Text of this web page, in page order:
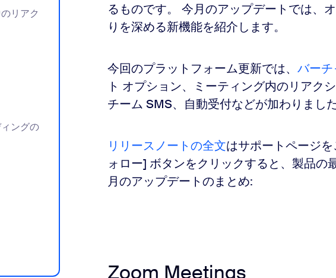
リアク
グ中のリアクション、コーヒーマグの復活
ングの
ーディングのコンプライアンス
るものです。 今月のアップデートでは、
りを深める新機能を紹介します。
今回のプラットフォーム更新では、 バー
ト オプション、ミーティング内のリアク
チーム SMS、自動受付などが加わりました
リリースノートの全文はサポートページ
ォロー] ボタンをクリックすると、製品
月のアップデートのまとめ:
Zoom Meetings